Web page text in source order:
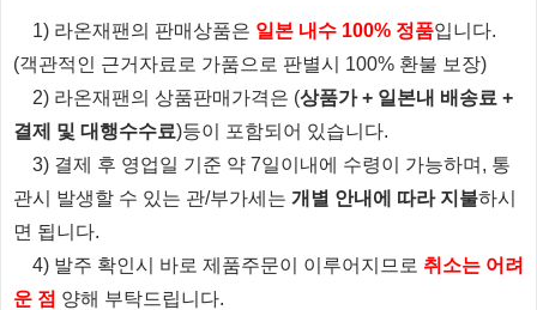
1) 라온재팬의 판매상품은 일본 내수 100% 정품입니다.
(객관적인 근거자료로 가품으로 판별시 100% 환불 보장)
2) 라온재팬의 상품판매가격은 (상품가 + 일본내 배송료 +
결제 및 대행수수료)등이 포함되어 있습니다.
3) 결제 후 영업일 기준 약 7일이내에 수령이 가능하며, 통
관시 발생할 수 있는 관/부가세는 개별 안내에 따라 지불하시
면 됩니다.
4) 발주 확인시 바로 제품주문이 이루어지므로 취소는 어려
운 점 양해 부탁드립니다.